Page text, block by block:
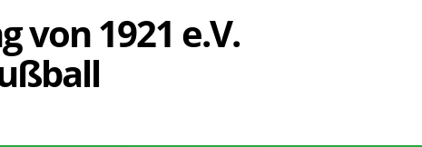
von 1921 e.V.